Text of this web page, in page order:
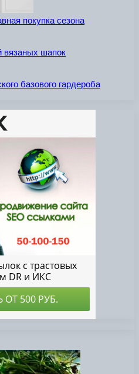
покупка сезона
вязаных шапок
базового гардероба